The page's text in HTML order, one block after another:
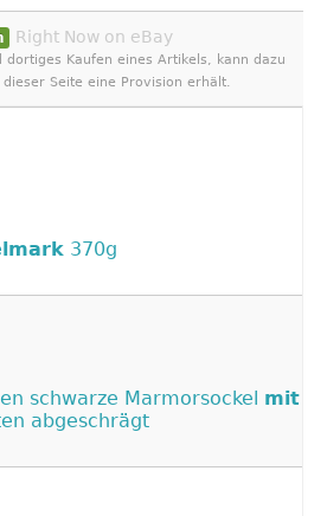
Right Now on eBay
dortiges Kaufen eines Artikels, kann dazu
Seite eine Provision erhält.
370g
schwarze Marmorsockel mit
abgeschrägt